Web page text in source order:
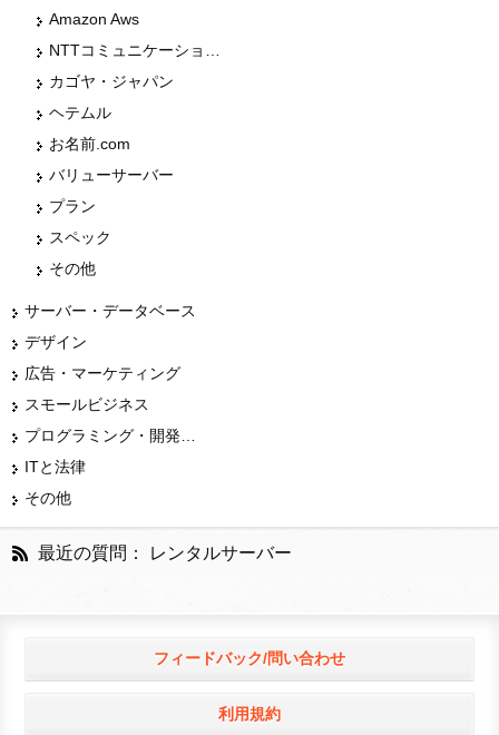
Amazon Aws
カゴヤ・ジャパン
ヘテムル
お名前.com
バリューサーバー
プラン
スペック
その他
サーバー・データベース
デザイン
広告・マーケティング
スモールビジネス
ITと法律
その他
最近の質問： レンタルサーバー
フィードバック/問い合わせ
利用規約